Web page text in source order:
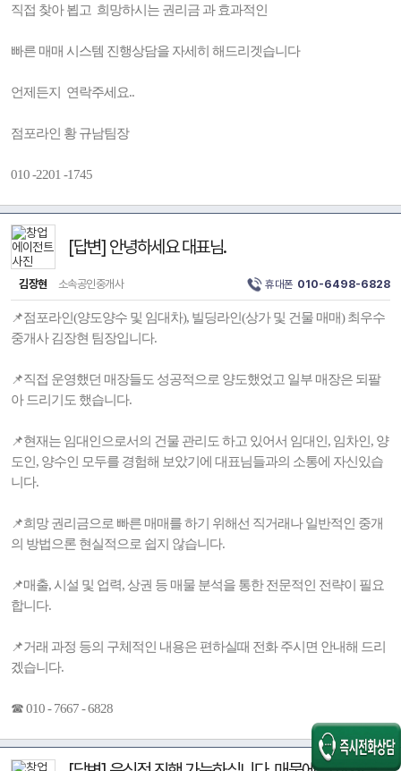
직접 찾아 뵙고 희망하시는 권리금 과 효과적인
빠른 매매 시스템 진행상담을 자세히 해드리겟습니다
언제든지 연락주세요..
점포라인 황 규남팀장
010 -2201 -1745
[답변] 안녕하세요 대표님.
김장현 소속공인중개사 휴대폰 010-6498-6828
📌점포라인(양도양수 및 임대차), 빌딩라인(상가 및 건물 매매) 최우수
중개사 김장현 팀장입니다.
📌직접 운영했던 매장들도 성공적으로 양도했었고 일부 매장은 되팔
아 드리기도 했습니다.
📌현재는 임대인으로서의 건물 관리도 하고 있어서 임대인, 임차인, 양
도인, 양수인 모두를 경험해 보았기에 대표님들과의 소통에 자신있습
니다.
📌희망 권리금으로 빠른 매매를 하기 위해선 직거래나 일반적인 중개
의 방법으론 현실적으로 쉽지 않습니다.
📌매출, 시설 및 업력, 상권 등 매물 분석을 통한 전문적인 전략이 필요
합니다.
📌거래 과정 등의 구체적인 내용은 편하실때 전화 주시면 안내해 드리
겠습니다.
☎ 010 - 7667 - 6828